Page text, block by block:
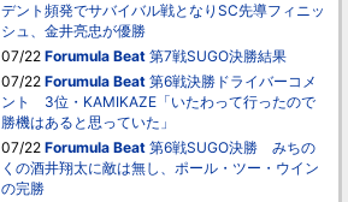
デント頻発でサバイバル戦となりSC先導フィニッ
シュ、金井亮忠が優勝
07/22 Forumula Beat 第7戦SUGO決勝結果
07/22 Forumula Beat 第6戦決勝ドライバーコメ
ント 3位・KAMIKAZE「いたわって行ったので
勝機はあると思っていた」
07/22 Forumula Beat 第6戦SUGO決勝 みちの
くの酒井翔太に敵は無し、ポール・ツー・ウイン
の完勝